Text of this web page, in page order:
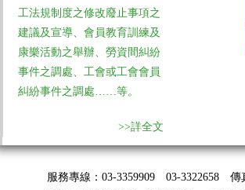
工法規制度之修改廢止事項之
建議及宣導、會員教育訓練及
康樂活動之舉辦、勞資間糾紛
事件之調處、工會或工會會員
糾紛事件之調處……等。
>>詳全文
服務專線：03-3359909 03-3322658